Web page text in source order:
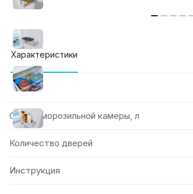
Характеристики
Объем морозильной камеры, л
Количество дверей
Инструкция